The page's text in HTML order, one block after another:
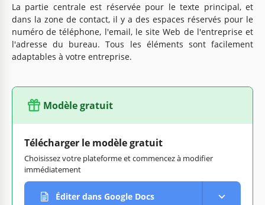
La partie centrale est réservée pour le texte principal, et
dans la zone de contact, il y a des espaces réservés pour le
numéro de téléphone, l'email, le site Web de l'entreprise et
l'adresse du bureau. Tous les éléments sont facilement
adaptables à votre entreprise.
Modèle gratuit
Télécharger le modèle gratuit
Choisissez votre plateforme et commencez à modifier
immédiatement
Éditer dans Google Docs